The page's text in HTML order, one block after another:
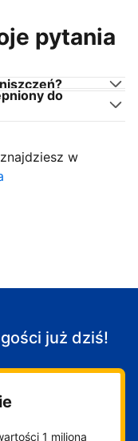
pytania
do
w
już dziś!
1 miliona